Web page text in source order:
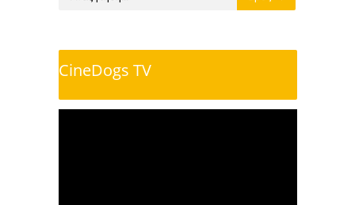
CineDogs TV